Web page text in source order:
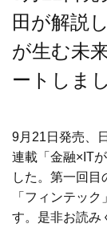
田が解説
が生む未
ートしま
9月21日発売、
連載「金融×IT
した。第一回目
「フィンテッ
す。是非お読み